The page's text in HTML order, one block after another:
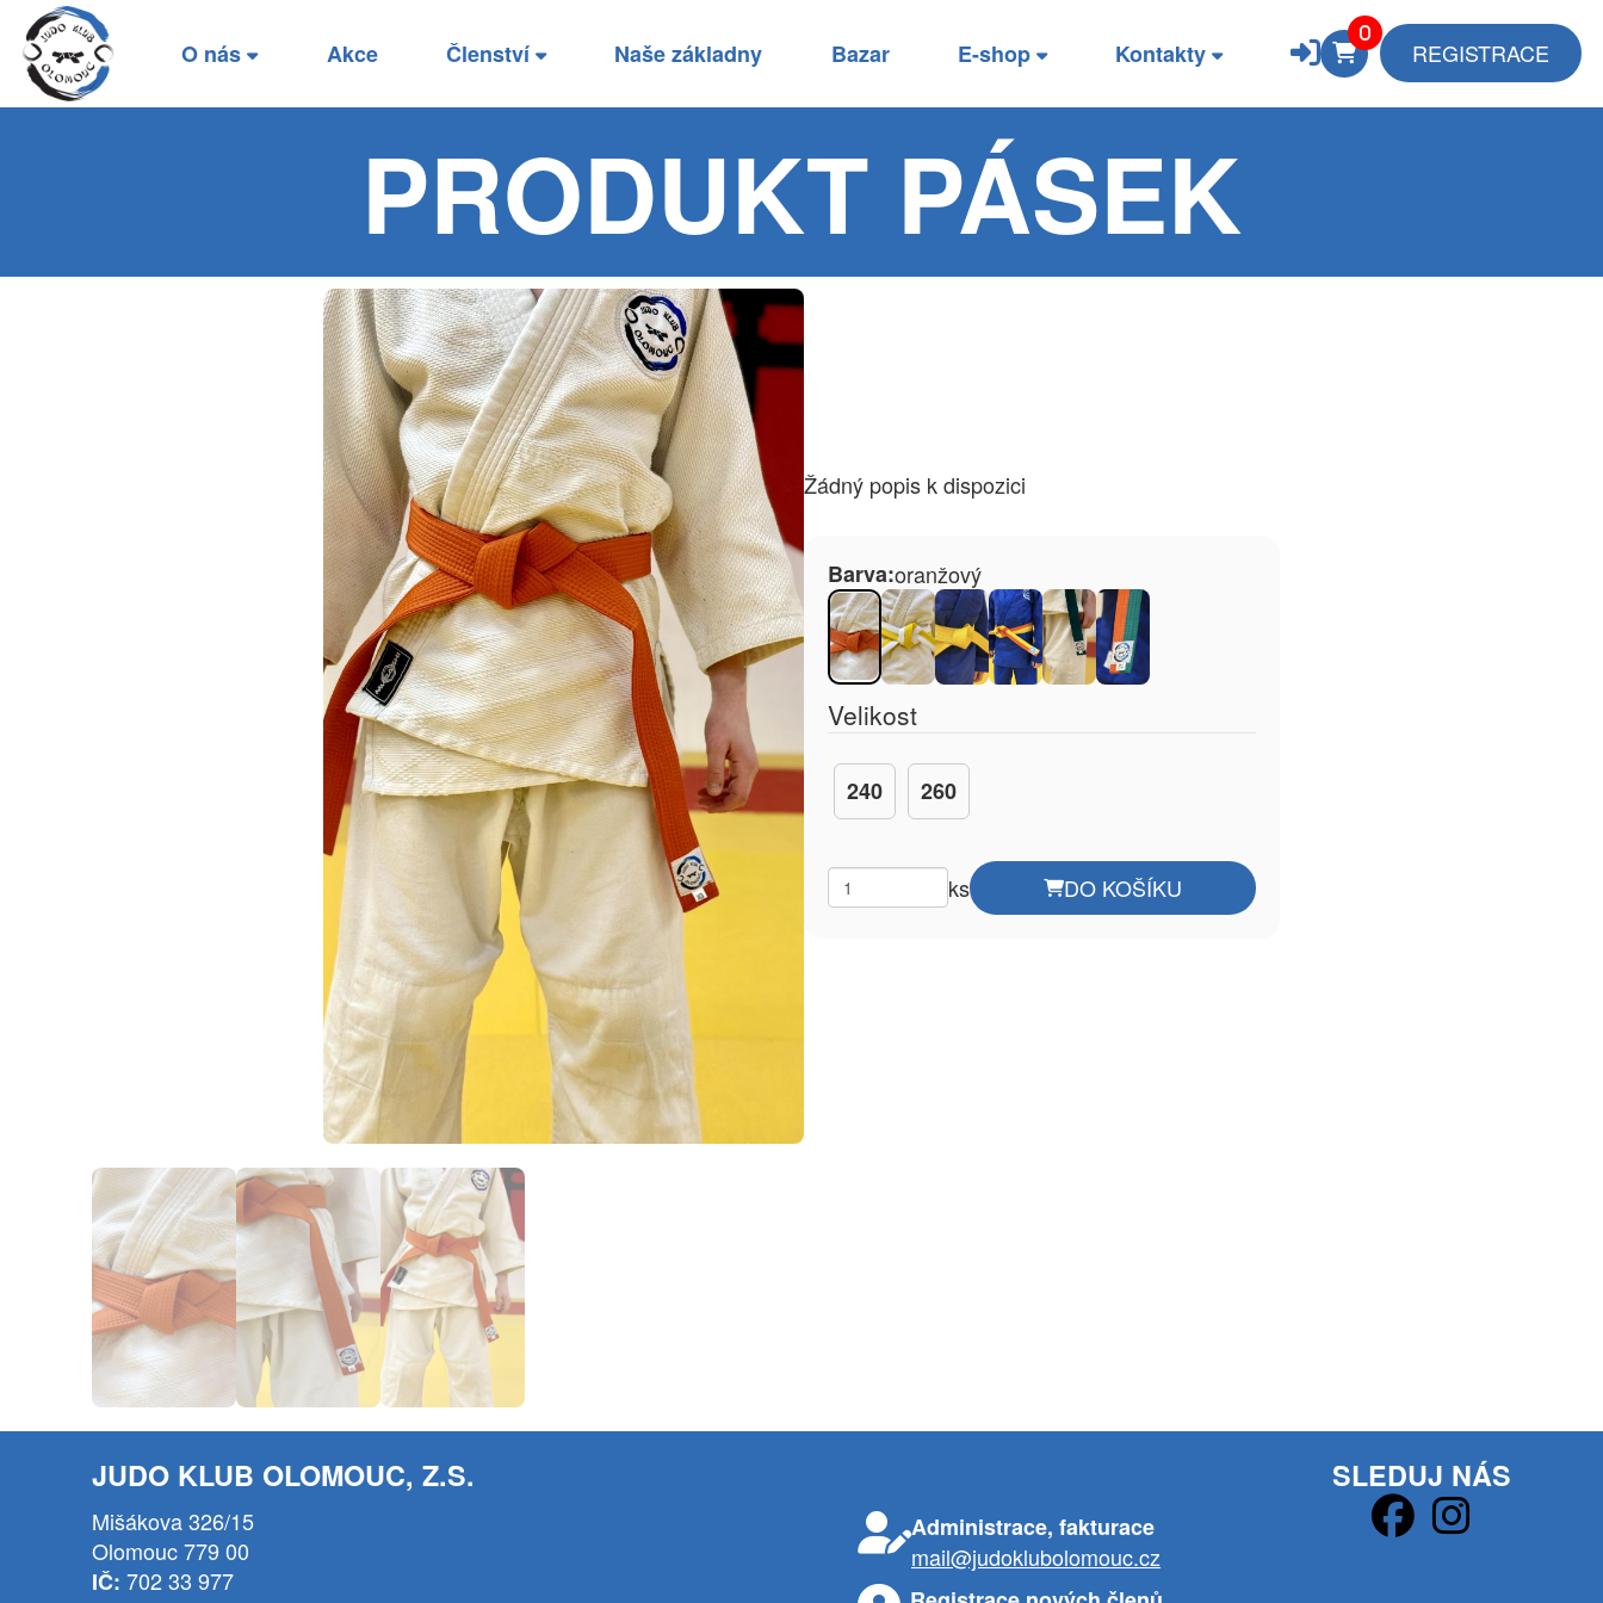
O nás Akce Členství Naše základny Bazar E-shop Kontakty REGISTRACE
PRODUKT PÁSEK
Žádný popis k dispozici
Barva:oranžový
Velikost
240 260
ks DO KOŠÍKU
JUDO KLUB OLOMOUC, Z.S.
Mišákova 326/15
Olomouc 779 00
IČ: 702 33 977
Administrace, fakturace
mail@judoklubolomouc.cz
SLEDUJ NÁS